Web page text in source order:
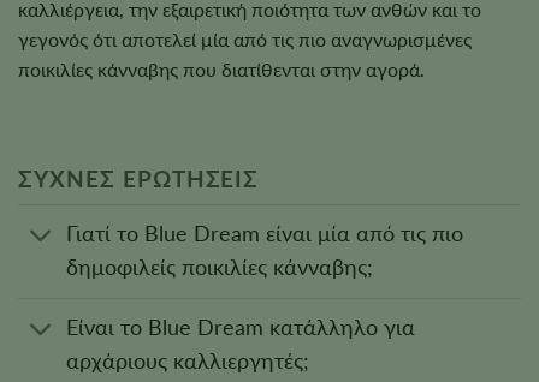
καλλιέργεια, την εξαιρετική ποιότητα των ανθών και το
γεγονός ότι αποτελεί μία από τις πιο αναγνωρισμένες
ποικιλίες κάνναβης που διατίθενται στην αγορά.
ΣΥΧΝΈΣ ΕΡΩΤΉΣΕΙΣ
Γιατί το Blue Dream είναι μία από τις πιο
δημοφιλείς ποικιλίες κάνναβης;
Είναι το Blue Dream κατάλληλο για
αρχάριους καλλιεργητές;